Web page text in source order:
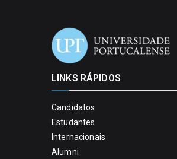
LINKS RÁPIDOS
Candidatos
Estudantes
Internacionais
Alumni